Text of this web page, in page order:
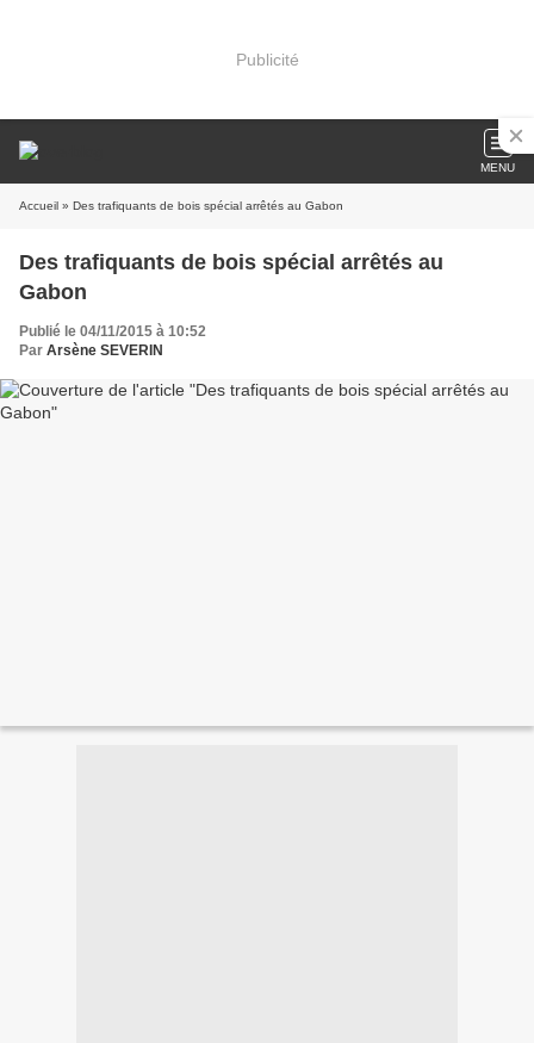
Publicité
MENU
Accueil » Des trafiquants de bois spécial arrêtés au Gabon
Des trafiquants de bois spécial arrêtés au
Gabon
Publié le 04/11/2015 à 10:52
Par Arsène SEVERIN